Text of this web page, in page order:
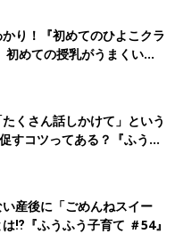
り！『初めてのひよこクラ
初めての授乳がうまくい
本と夏のトラブル 解決テ
くさん話しかけて」という
すコツってある？『ふうふ
産後に「ごめんねスイー
⁉︎『ふうふう子育て ＃54』